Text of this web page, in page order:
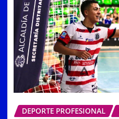
DEPORTE PROFESIONAL